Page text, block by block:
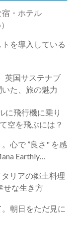
宿・ホテル
を導入している
た、旅の魅力
に飛行機に乗り
空を飛ぶには？
心で ”良さ" を感
Earthly
リアの郷土料理
せな生き方
朝日をただ見に